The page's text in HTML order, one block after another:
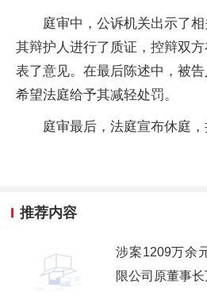
庭审中，公诉机关出示了
其辩护人进行了质证，控辩双
表了意见。在最后陈述中，被告
希望法庭给予其减轻处罚。
庭审最后，法庭宣布休庭，
推荐内容
涉案1209万余
限公司原董事